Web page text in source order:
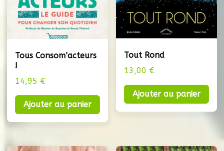
Tous Consom’acteurs
!
14,95 €
Ajouter au panier
Tout Rond
13,00 €
Ajouter au panier